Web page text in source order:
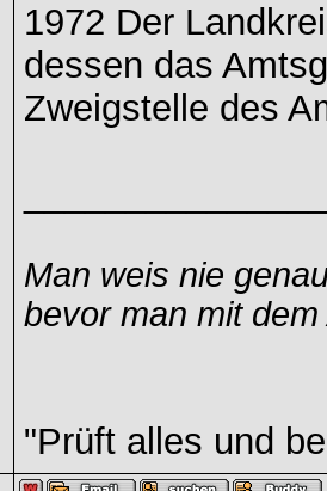
1972 Der
dessen das
Zweigstelle des
Man weis nie
bevor man mit
"Prüft alles und